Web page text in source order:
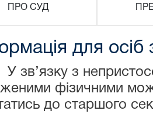
ПРО СУД
для осіб
У зв’язку з
фізичними
до старшого